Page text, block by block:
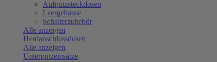
Aufputzsteckdosen
Leergehäuse
Schalterzubehör
Alle anzeigen
Herdanschlussdosen
Alle anzeigen
Unterputzeinsätze